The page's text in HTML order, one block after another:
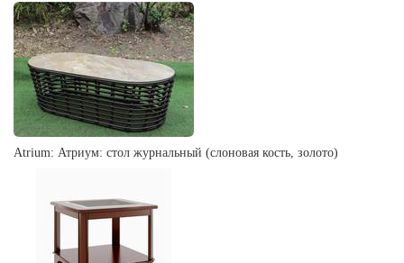
Atrium: Атриум: стол журнальный (слоновая кость, золото)